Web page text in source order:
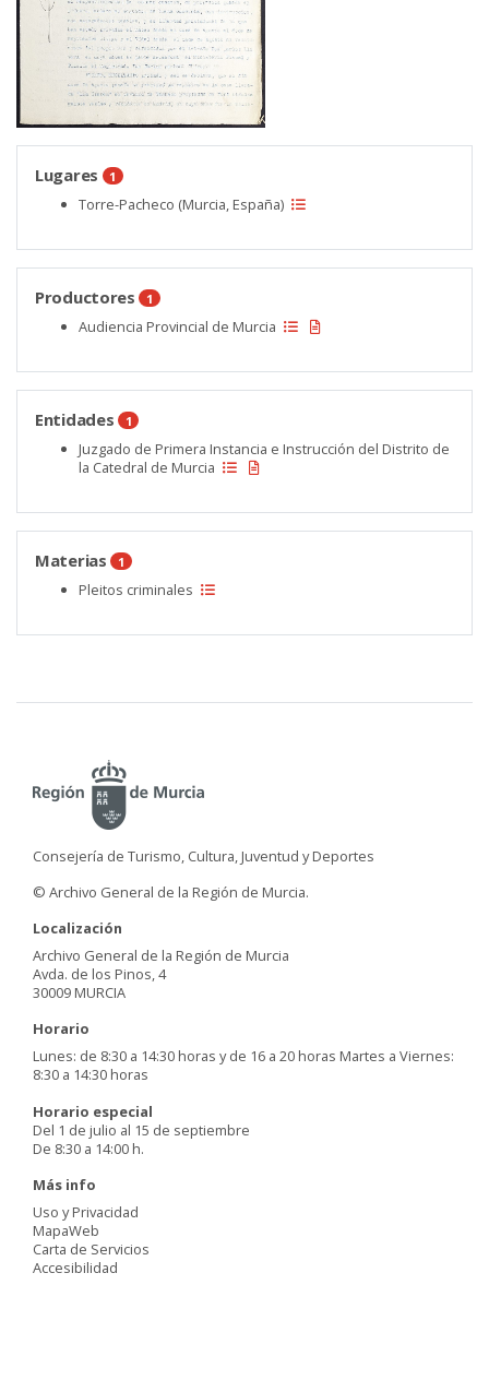
Lugares 1
Torre-Pacheco (Murcia, España)
Productores 1
Audiencia Provincial de Murcia
Entidades 1
Juzgado de Primera Instancia e Instrucción del Distrito de
la Catedral de Murcia
Materias 1
Pleitos criminales
Consejería de Turismo, Cultura, Juventud y Deportes
© Archivo General de la Región de Murcia.
Localización
Archivo General de la Región de Murcia
Avda. de los Pinos, 4
30009 MURCIA
Horario
Lunes: de 8:30 a 14:30 horas y de 16 a 20 horas Martes a Viernes:
8:30 a 14:30 horas
Horario especial
Del 1 de julio al 15 de septiembre
De 8:30 a 14:00 h.
Más info
Uso y Privacidad
MapaWeb
Carta de Servicios
Accesibilidad